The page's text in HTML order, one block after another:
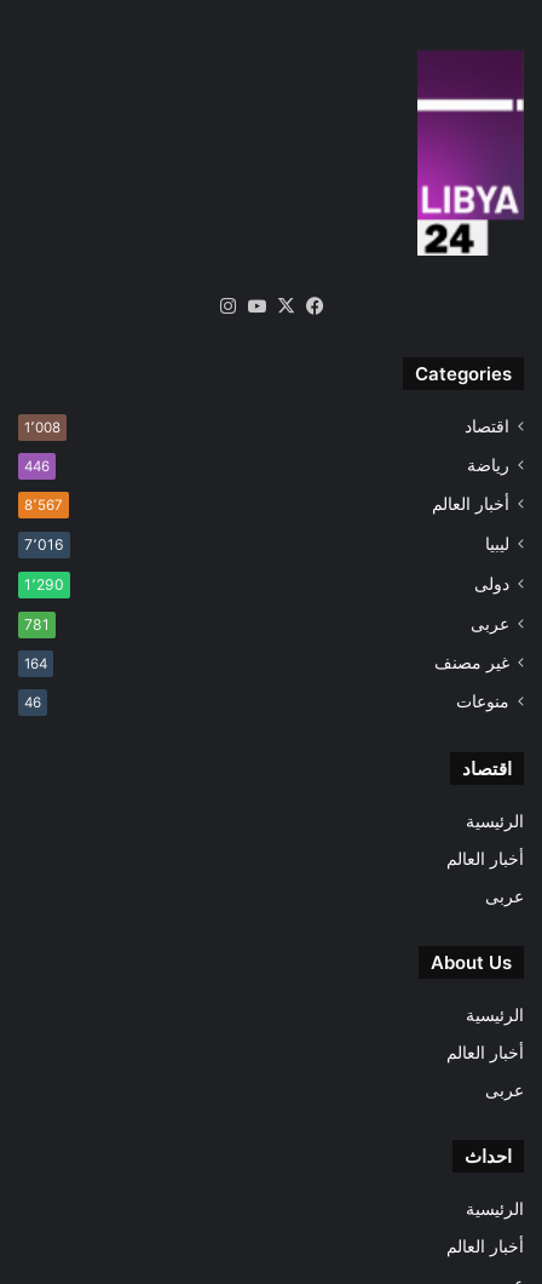
فيسبوك
‫X
‫YouTube
Categories
اقتصاد 1٬008
رياضة 446
أخبار العالم 8٬567
ليبيا 7٬016
دولى 1٬290
عربى 781
غير مصنف 164
منوعات 46
اقتصاد
الرئيسية
أخبار العالم
عربى
About Us
الرئيسية
أخبار العالم
عربى
احداث
الرئيسية
أخبار العالم